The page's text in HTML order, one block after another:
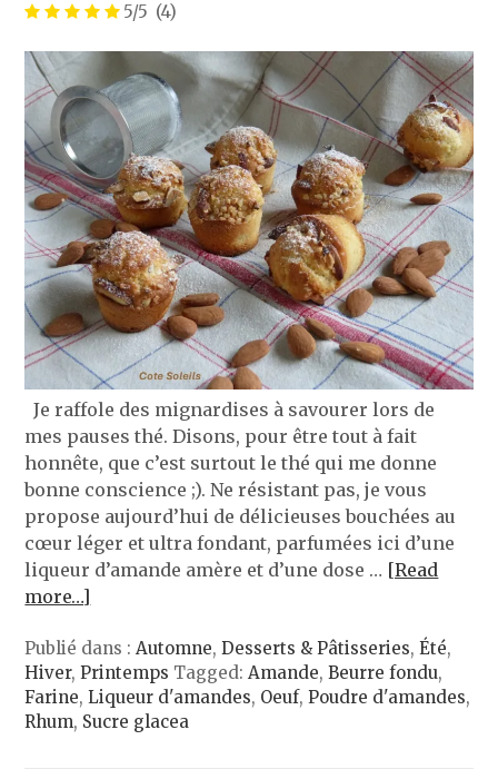
5/5 (4)
Je raffole des mignardises à savourer lors de
mes pauses thé. Disons, pour être tout à fait
honnête, que c’est surtout le thé qui me donne
bonne conscience ;). Ne résistant pas, je vous
propose aujourd’hui de délicieuses bouchées au
cœur léger et ultra fondant, parfumées ici d’une
liqueur d’amande amère et d’une dose … [Read
more…]
Publié dans :Automne,Desserts & Pâtisseries,Été,
Hiver,Printemps Tagged:Amande,Beurre fondu,
Farine,Liqueur d'amandes, Oeuf,Poudre d'amandes,
Rhum, Sucre glacea